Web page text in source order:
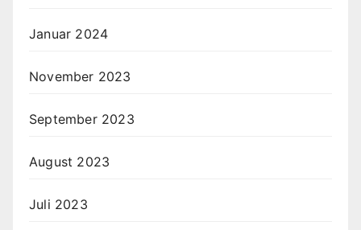
Januar 2024
November 2023
September 2023
August 2023
Juli 2023